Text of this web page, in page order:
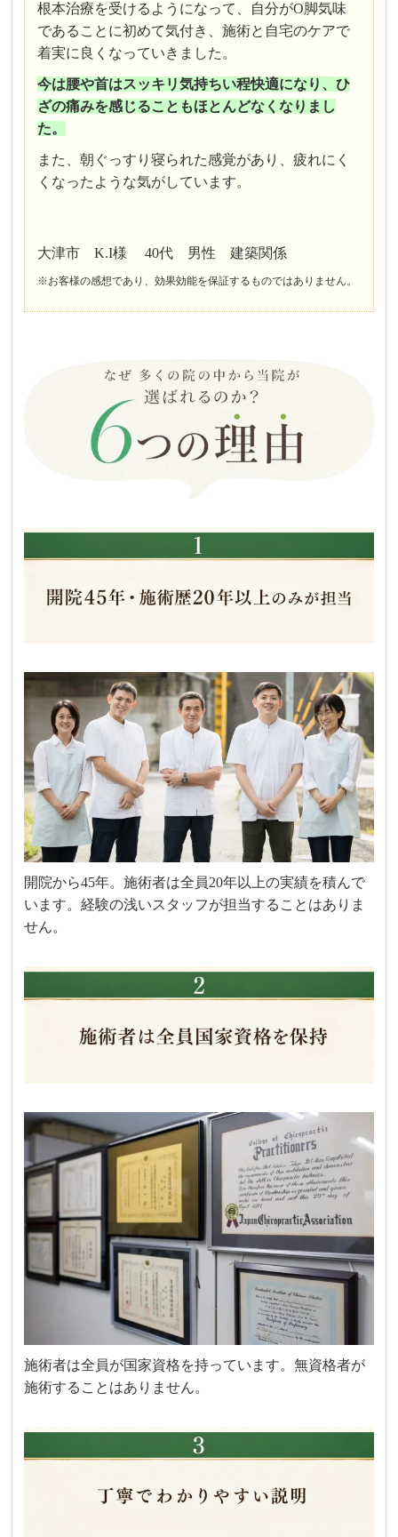
根本治療を受けるようになって、自分がO脚気味
であることに初めて気付き、施術と自宅のケアで
着実に良くなっていきました。
今は腰や首はスッキリ気持ちい程快適になり、ひ
ざの痛みを感じることもほとんどなくなりまし
た。
また、朝ぐっすり寝られた感覚があり、疲れにく
くなったような気がしています。
大津市 K.I様 40代 男性 建築関係
※お客様の感想であり、効果効能を保証するものではありません。
開院から45年。施術者は全員20年以上の実績を積んで
います。経験の浅いスタッフが担当することはありま
せん。
施術者は全員が国家資格を持っています。無資格者が
施術することはありません。